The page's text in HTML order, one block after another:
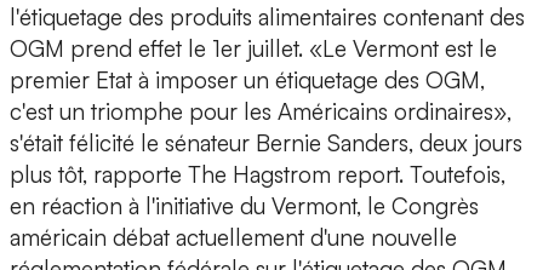
l'étiquetage des produits alimentaires contenant des
OGM prend effet le 1er juillet. «Le Vermont est le
premier Etat à imposer un étiquetage des OGM,
c'est un triomphe pour les Américains ordinaires»,
s'était félicité le sénateur Bernie Sanders, deux jours
plus tôt, rapporte The Hagstrom report. Toutefois,
en réaction à l'initiative du Vermont, le Congrès
américain débat actuellement d'une nouvelle